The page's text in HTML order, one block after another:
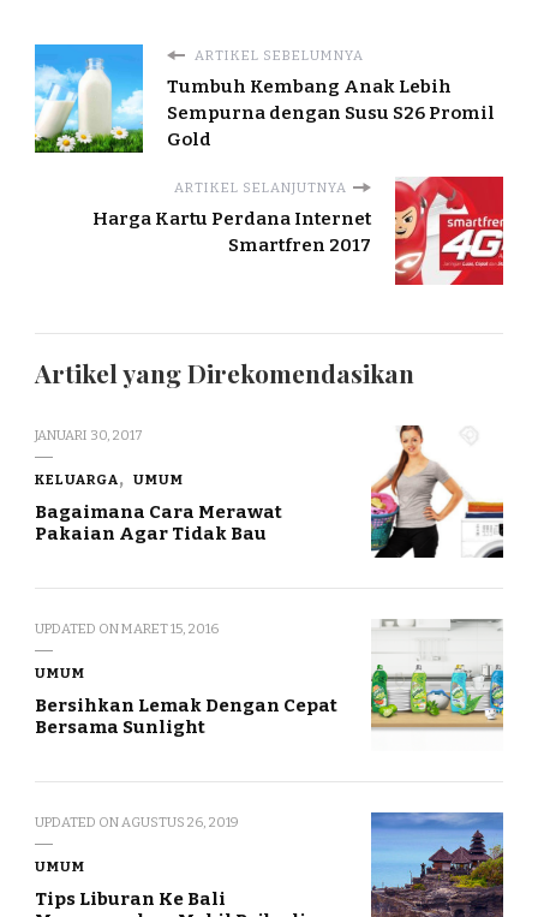
ARTIKEL SEBELUMNYA
Tumbuh Kembang Anak Lebih
Sempurna dengan Susu S26 Promil
Gold
ARTIKEL SELANJUTNYA
Harga Kartu Perdana Internet
Smartfren 2017
Artikel yang Direkomendasikan
JANUARI 30, 2017
KELUARGA UMUM
Bagaimana Cara Merawat
Pakaian Agar Tidak Bau
UPDATED ONMARET 15, 2016
UMUM
Bersihkan Lemak Dengan Cepat
Bersama Sunlight
UPDATED ONAGUSTUS 26, 2019
UMUM
Tips Liburan Ke Bali